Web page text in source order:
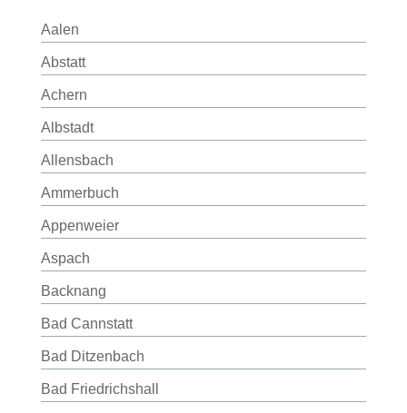
Aalen
Abstatt
Achern
Albstadt
Allensbach
Ammerbuch
Appenweier
Aspach
Backnang
Bad Cannstatt
Bad Ditzenbach
Bad Friedrichshall